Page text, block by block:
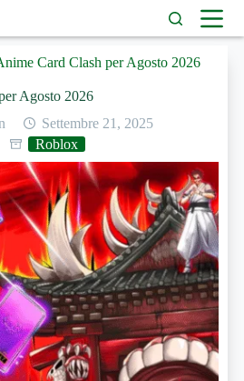
Card Clash per Agosto 2026
Agosto 2026
Settembre 21, 2025
Roblox